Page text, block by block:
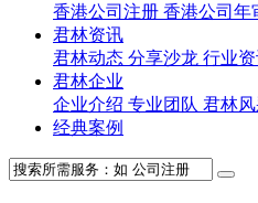
香港公司注册 香港公司年
君林资讯
君林动态 分享沙龙 行业
君林企业
企业介绍 专业团队 君林
经典案例